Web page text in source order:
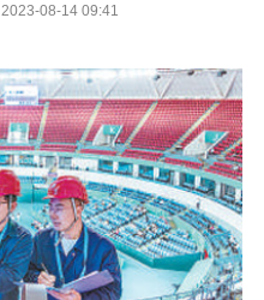
2023-08-14 09:41